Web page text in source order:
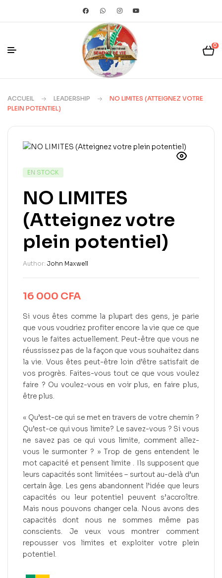
0
ACCUEIL LEADERSHIP
NO LIMITES (ATTEIGNEZ VOTRE
PLEIN POTENTIEL)
EN STOCK
NO LIMITES
(Atteignez votre
plein potentiel)
Author: John Maxwell
16 000 CFA
Si vous êtes comme la plupart des gens, je parie
que vous voudriez profiter encore la vie que ce que
vous le faites actuellement. Peut-être que vous ne
réussissez pas de la façon que vous souhaitez dans
la vie. Vous êtes peut-être loin d’être satisfait de
vos progrès. Faites-vous tout ce que vous voulez
faire ? Ou voulez-vous en voir plus, en faire plus,
être plus.
« Qu’est-ce qui se met en travers de votre chemin ?
Qu’est-ce qui vous limite? Le savez-vous ? Si vous
ne savez pas ce qui vous limite, comment allez-
vous le surmonter ? » Trop de gens entendent le
mot capacité et pensent limite . Ils supposent que
leurs capacités sont limitées – surtout au-delà d’un
certain âge. Les gens abandonnent l’idée que leurs
capacités ou leur potentiel peuvent s’accroître.
Mais nous pouvons changer cela. Nous avons des
capacités dont nous ne sommes même pas
conscients. Je veux vous montrer comment
repousser vos limites et exploiter votre plein
potentiel.